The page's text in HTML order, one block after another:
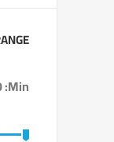
Min: